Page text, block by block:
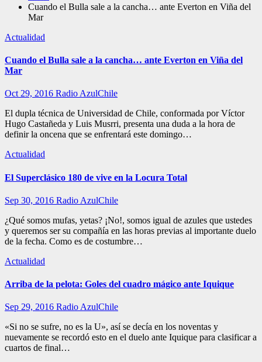
Cuando el Bulla sale a la cancha… ante Everton en Viña del
Mar
Actualidad
Cuando el Bulla sale a la cancha… ante Everton en Viña del
Mar
Oct 29, 2016 Radio AzulChile
El dupla técnica de Universidad de Chile, conformada por Víctor
Hugo Castañeda y Luis Musrri, presenta una duda a la hora de
definir la oncena que se enfrentará este domingo…
Actualidad
El Superclásico 180 de vive en la Locura Total
Sep 30, 2016 Radio AzulChile
¿Qué somos mufas, yetas? ¡No!, somos igual de azules que ustedes
y queremos ser su compañía en las horas previas al importante duelo
de la fecha. Como es de costumbre…
Actualidad
Arriba de la pelota: Goles del cuadro mágico ante Iquique
Sep 29, 2016 Radio AzulChile
«Si no se sufre, no es la U», así se decía en los noventas y
nuevamente se recordó esto en el duelo ante Iquique para clasificar a
cuartos de final…